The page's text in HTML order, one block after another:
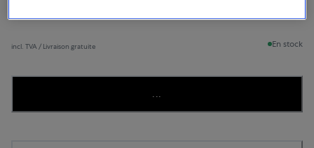
2 900 CHF
incl. TVA / Livraison gratuite En stock
...